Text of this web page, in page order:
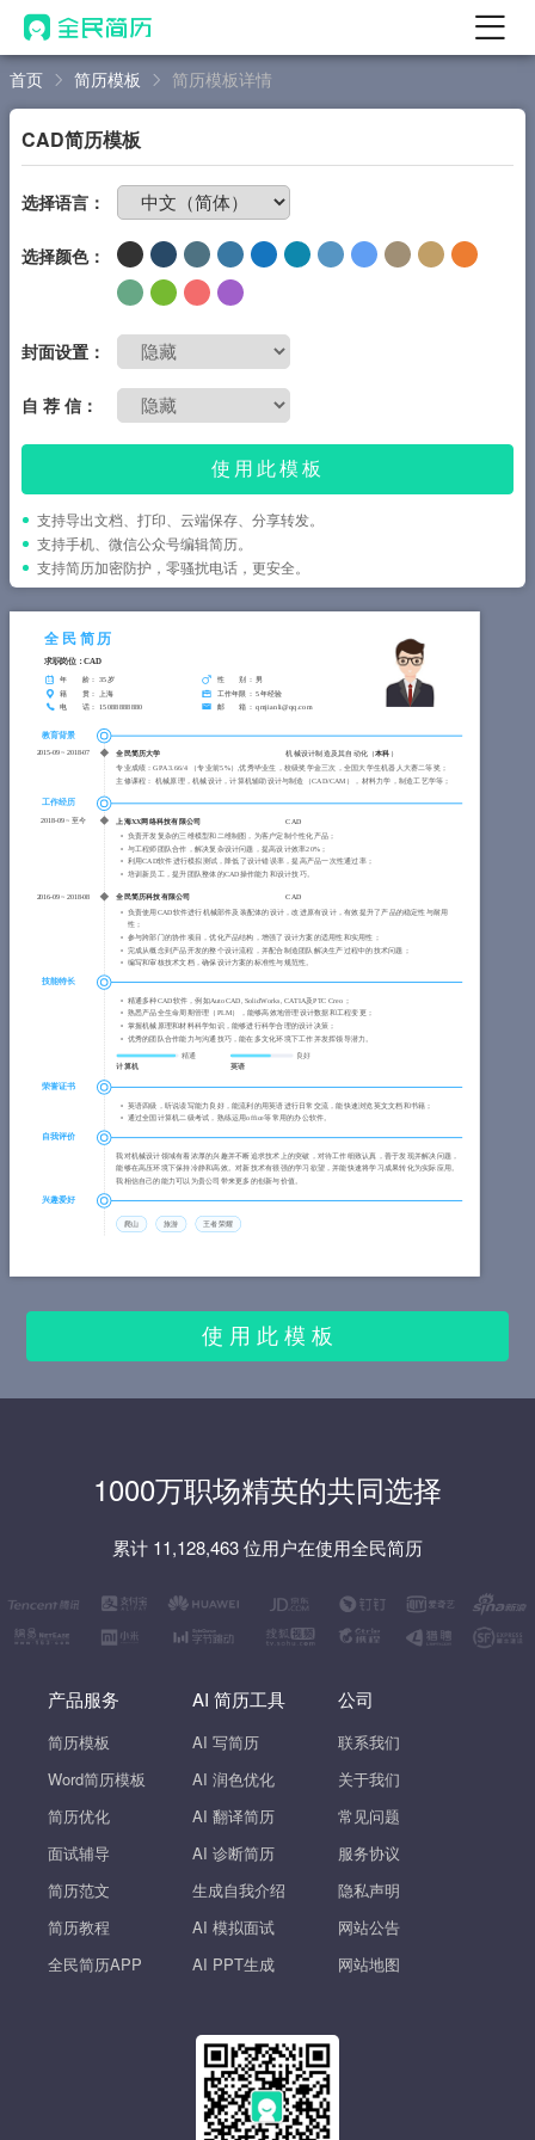
首页
AI 简历工具
AI 优化简历
AI 翻译简历
AI 诊断简历
AI 模拟面试
面试自我介绍
简历教程
登录 / 注册
首页 简历模板 简历模板详情
CAD简历模板
选择语言：
选择颜色：
封面设置：
自 荐 信：
使用此模板
支持导出文档、打印、云端保存、分享转发。
支持手机、微信公众号编辑简历。
支持简历加密防护，零骚扰电话，更安全。
全民简历
求职岗位：CAD
年 龄 ： 35岁 性 别 ： 男
籍 贯 ： 上海 工作年限 ： 5年经验
电 话 ： 15088888880 邮 箱 ： qmjianli@qq.com
教育背景
2015-09~ 2018-07 全民简历大学 机械设计制造及其自动化（本科 ）
专业成绩：GPA 3.66/4 （专业前5%）,优秀毕业生，校级奖学金三次，全国大学生机器人大赛二等奖；
主修课程： 机械原理，机械设计，计算机辅助设计与制造（CAD/CAM），材料力学，制造工艺学等；
工作经历
2018-09~ 至今 上海XX网络科技有限公司 CAD
负责开发复杂的三维模型和二维制图，为客户定制个性化产品；
与工程师团队合作，解决复杂设计问题，提高设计效率20%；
利用CAD软件进行模拟测试，降低了设计错误率，提高产品一次性通过率；
培训新员工，提升团队整体的CAD操作能力和设计技巧。
2016-09~ 2018-08 全民简历科技有限公司
CAD
负责使用CAD软件进行机械部件及装配体的设计，改进原有设计，有效提升了产品的稳定性与耐用
性；
参与跨部门的协作项目，优化产品结构，增强了设计方案的适用性和实用性；
完成从概念到产品开发的整个设计流程，并配合制造团队解决生产过程中的技术问题；
编写和审核技术文档，确保设计方案的标准性与规范性。
技能特长
精通多种CAD软件，例如AutoCAD, SolidWorks, CATIA及PTC Creo；
熟悉产品全生命周期管理（PLM），能够高效地管理设计数据和工程变更；
掌握机械原理和材料科学知识，能够进行科学合理的设计决策；
优秀的团队合作能力与沟通技巧，能在多文化环境下工作并发挥领导潜力。
计算机
精通
英语
良好
荣誉证书
英语四级，听说读写能力良好，能流利的用英语进行日常交流，能快速浏览英文文档和书籍；
通过全国计算机二级考试，熟练运用office等常用的办公软件。
自我评价
我对机械设计领域有着浓厚的兴趣并不断追求技术上的突破，对待工作细致认真，善于发现并解决问题，
能够在高压环境下保持冷静和高效。对新技术有很强的学习欲望，并能快速将学习成果转化为实际应用。
我相信自己的能力可以为贵公司带来更多的创新与价值。
兴趣爱好
爬山 旅游 王者荣耀
使 用 此 模 板
1000万职场精英的共同选择
累计 11,128,463 位用户在使用全民简历
产品服务
简历模板
Word简历模板
简历优化
面试辅导
简历范文
简历教程
全民简历APP
AI 简历工具
AI 写简历
AI 润色优化
AI 翻译简历
AI 诊断简历
生成自我介绍
AI 模拟面试
AI PPT生成
公司
联系我们
关于我们
常见问题
服务协议
隐私声明
网站公告
网站地图